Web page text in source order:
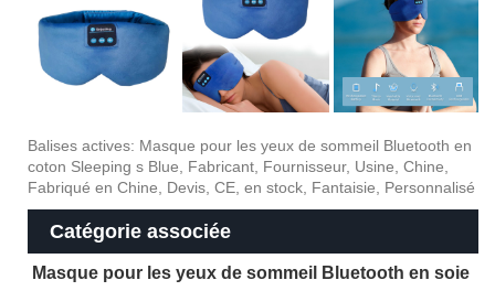
Balises actives: Masque pour les yeux de sommeil Bluetooth en
coton Sleeping s Blue, Fabricant, Fournisseur, Usine, Chine,
Fabriqué en Chine, Devis, CE, en stock, Fantaisie, Personnalisé
Catégorie associée
Masque pour les yeux de sommeil Bluetooth en soie